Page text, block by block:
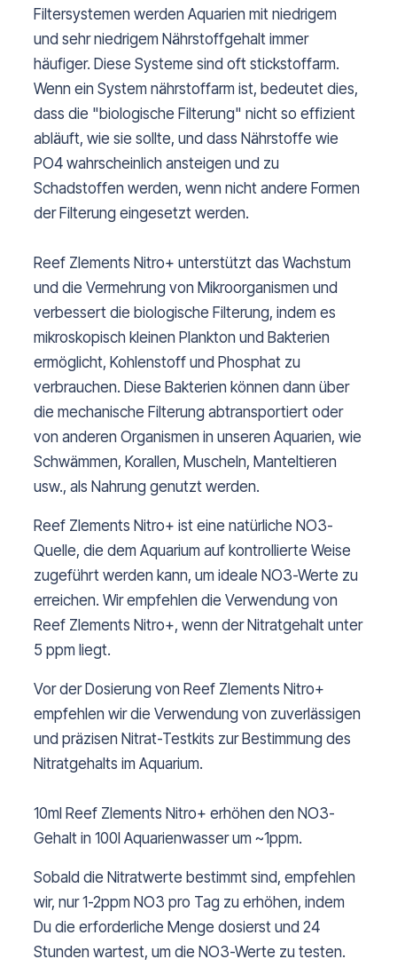
Filtersystemen werden Aquarien mit niedrigem
und sehr niedrigem Nährstoffgehalt immer
häufiger. Diese Systeme sind oft stickstoffarm.
Wenn ein System nährstoffarm ist, bedeutet dies,
dass die "biologische Filterung" nicht so effizient
abläuft, wie sie sollte, und dass Nährstoffe wie
PO4 wahrscheinlich ansteigen und zu
Schadstoffen werden, wenn nicht andere Formen
der Filterung eingesetzt werden.
Reef Zlements Nitro+ unterstützt das Wachstum
und die Vermehrung von Mikroorganismen und
verbessert die biologische Filterung, indem es
mikroskopisch kleinen Plankton und Bakterien
ermöglicht, Kohlenstoff und Phosphat zu
verbrauchen. Diese Bakterien können dann über
die mechanische Filterung abtransportiert oder
von anderen Organismen in unseren Aquarien, wie
Schwämmen, Korallen, Muscheln, Manteltieren
usw., als Nahrung genutzt werden.
Reef Zlements Nitro+ ist eine natürliche NO3-
Quelle, die dem Aquarium auf kontrollierte Weise
zugeführt werden kann, um ideale NO3-Werte zu
erreichen. Wir empfehlen die Verwendung von
Reef Zlements Nitro+, wenn der Nitratgehalt unter
5 ppm liegt.
Vor der Dosierung von Reef Zlements Nitro+
empfehlen wir die Verwendung von zuverlässigen
und präzisen Nitrat-Testkits zur Bestimmung des
Nitratgehalts im Aquarium.
10ml Reef Zlements Nitro+ erhöhen den NO3-
Gehalt in 100l Aquarienwasser um ~1ppm.
Sobald die Nitratwerte bestimmt sind, empfehlen
wir, nur 1-2ppm NO3 pro Tag zu erhöhen, indem
Du die erforderliche Menge dosierst und 24
Stunden wartest, um die NO3-Werte zu testen.